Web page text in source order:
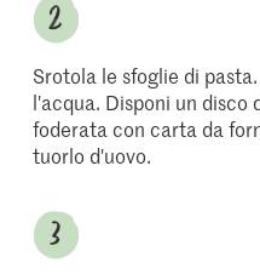
Srotola le sfoglie di
l'acqua. Disponi un disco
foderata con carta da
tuorlo d'uovo.